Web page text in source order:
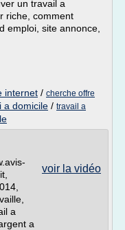
un travail a
riche, comment
emploi, site annonce,
internet / cherche offre
a domicile / travail a
voir la vidéo
a
a